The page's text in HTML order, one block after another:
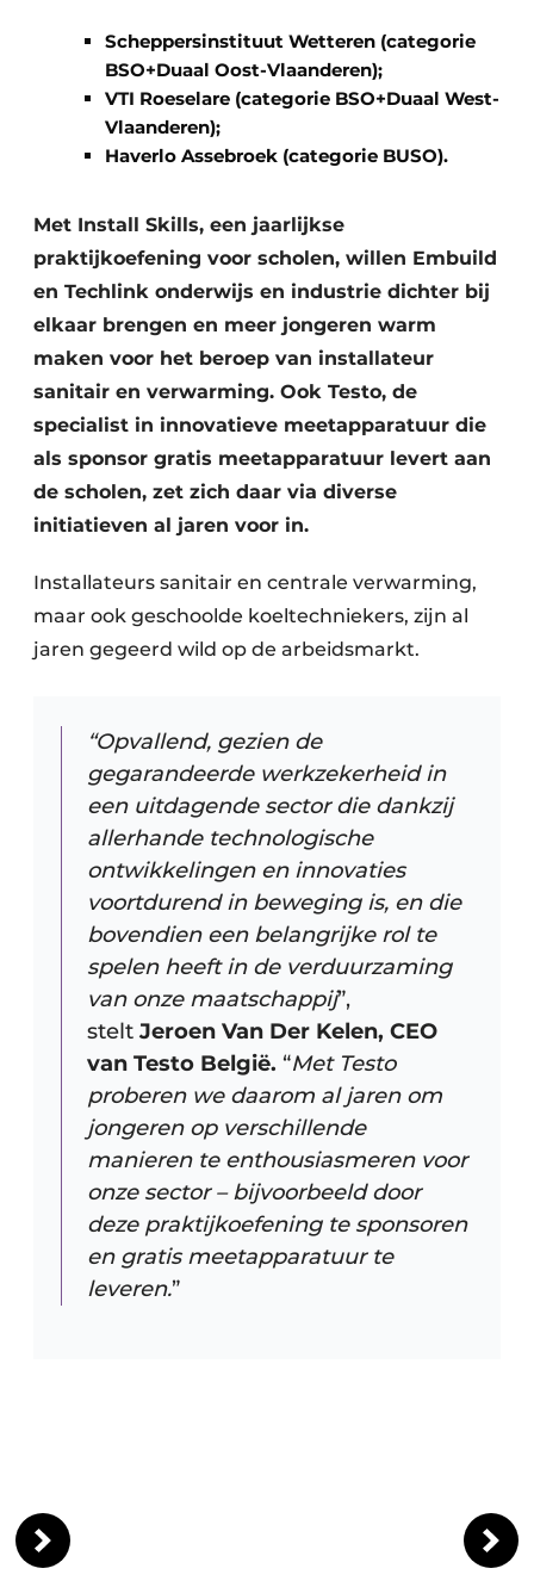
Scheppersinstituut Wetteren (categorie
BSO+Duaal Oost-Vlaanderen);
VTI Roeselare (categorie BSO+Duaal West-
Vlaanderen);
Haverlo Assebroek (categorie BUSO).
Met Install Skills, een jaarlijkse
praktijkoefening voor scholen, willen Embuild
en Techlink onderwijs en industrie dichter bij
elkaar brengen en meer jongeren warm
maken voor het beroep van installateur
sanitair en verwarming. Ook Testo, de
specialist in innovatieve meetapparatuur die
als sponsor gratis meetapparatuur levert aan
de scholen, zet zich daar via diverse
initiatieven al jaren voor in.
Installateurs sanitair en centrale verwarming,
maar ook geschoolde koeltechniekers, zijn al
jaren gegeerd wild op de arbeidsmarkt.
“Opvallend, gezien de
gegarandeerde werkzekerheid in
een uitdagende sector die dankzij
allerhande technologische
ontwikkelingen en innovaties
voortdurend in beweging is, en die
bovendien een belangrijke rol te
spelen heeft in de verduurzaming
van onze maatschappij”,
stelt Jeroen Van Der Kelen, CEO
van Testo België. “Met Testo
proberen we daarom al jaren om
jongeren op verschillende
manieren te enthousiasmeren voor
onze sector – bijvoorbeeld door
deze praktijkoefening te sponsoren
en gratis meetapparatuur te
leveren.”